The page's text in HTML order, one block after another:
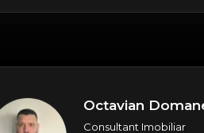
Octavian
Consultant Imobiliar